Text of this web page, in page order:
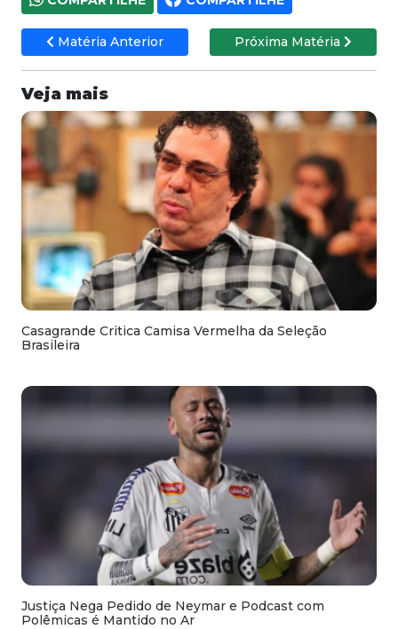
Matéria Anterior Próxima Matéria
Veja mais
Casagrande Critica Camisa Vermelha da Seleção
Brasileira
Justiça Nega Pedido de Neymar e Podcast com
Polêmicas é Mantido no Ar